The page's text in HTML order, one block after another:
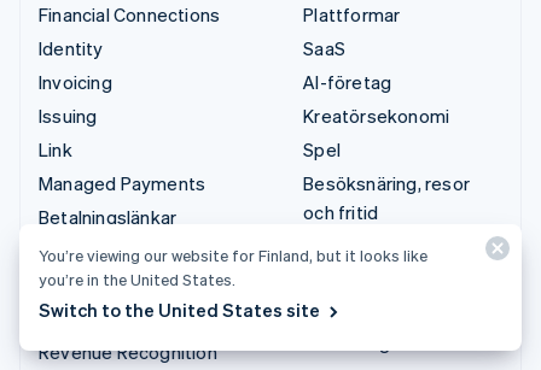
Financial Connections
Identity
Invoicing
Issuing
Link
Managed Payments
Betalningslänkar
Payments
Payouts
Radar
Revenue Recognition
Plattformar
SaaS
AI-företag
Kreatörsekonomi
Spel
Besöksnäring, resor
och fritid
Försäkringsbolag
underhållning
You’re viewing our website for Finland, but it looks like
you’re in the United States.
Switch to the United States site